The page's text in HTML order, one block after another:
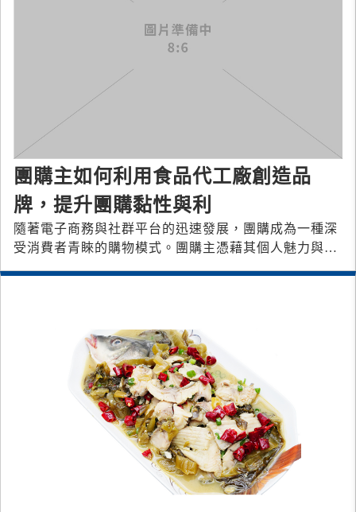
團購主如何利用食品代工廠創造品
牌，提升團購黏性與利
隨著電子商務與社群平台的迅速發展，團購成為一種深
受消費者青睞的購物模式。團購主憑藉其個人魅力與精